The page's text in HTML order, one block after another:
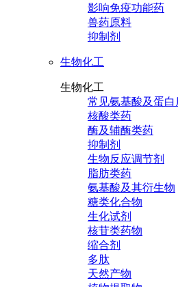
影响免疫功能药
兽药原料
抑制剂
生物化工
生物化工
常见氨基酸及蛋白
核酸类药
酶及辅酶类药
抑制剂
生物反应调节剂
脂肪类药
氨基酸及其衍生物
糖类化合物
生化试剂
核苷类药物
缩合剂
多肽
天然产物